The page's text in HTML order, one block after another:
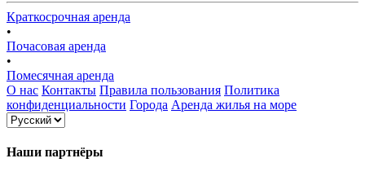
Краткосрочная аренда
•
Почасовая аренда
•
Помесячная аренда
О нас Контакты Правила пользования Политика
конфиденциальности Города Аренда жилья на море
Наши партнёры